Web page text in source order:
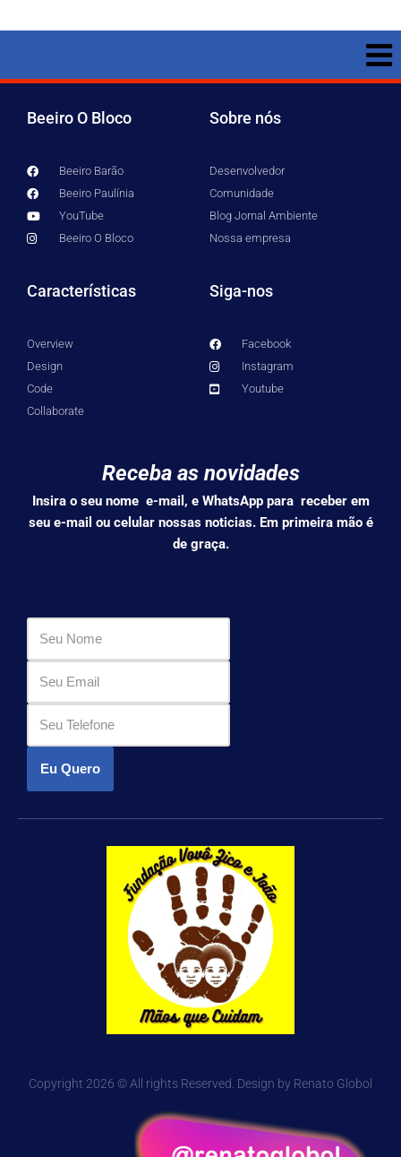
Beeiro O Bloco
Beeiro Barão
Beeiro Paulínia
YouTube
Beeiro O Bloco
Sobre nós
Desenvolvedor
Comunidade
Blog Jornal Ambiente
Nossa empresa
Características
Overview
Design
Code
Collaborate
Siga-nos
Facebook
Instagram
Youtube
Receba as novidades
Insira o seu nome e-mail, e WhatsApp para receber em
seu e-mail ou celular nossas noticias. Em primeira mão é
de graça.
Eu Quero
Copyright 2026 © All rights Reserved. Design by Renato Globol